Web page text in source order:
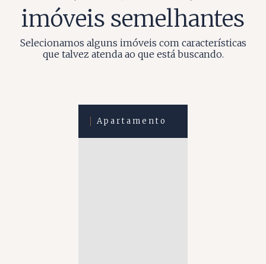
imóveis semelhantes
Selecionamos alguns imóveis com características
que talvez atenda ao que está buscando.
Apartamento